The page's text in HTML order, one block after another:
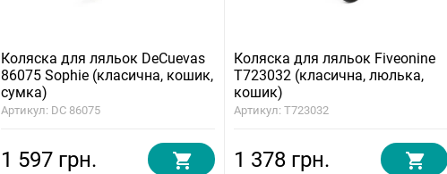
Коляска для ляльок DeCuevas
86075 Sophie (класична, кошик,
сумка)
Артикул: DC 86075
1 597 грн.
Коляска для ляльок Fiveonine
T723032 (класична, люлька,
кошик)
Артикул: T723032
1 378 грн.